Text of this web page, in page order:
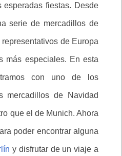
esperadas fiestas. Desde
serie de mercadillos de
de Europa
más especiales. En esta
con uno de los
mercadillos de Navidad
que el de Munich. Ahora
poder encontrar alguna
y disfrutar de un viaje a